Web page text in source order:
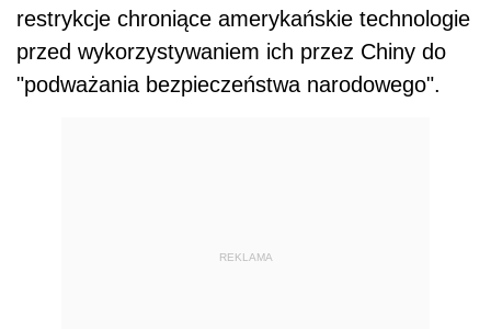
restrykcje chroniące amerykańskie technologie
przed wykorzystywaniem ich przez Chiny do
"podważania bezpieczeństwa narodowego".
REKLAMA